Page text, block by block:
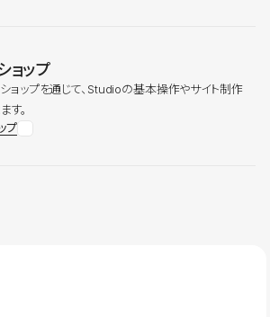
ョップ
ョップを通じて、Studioの基本操作やサイト制作
す。
プ